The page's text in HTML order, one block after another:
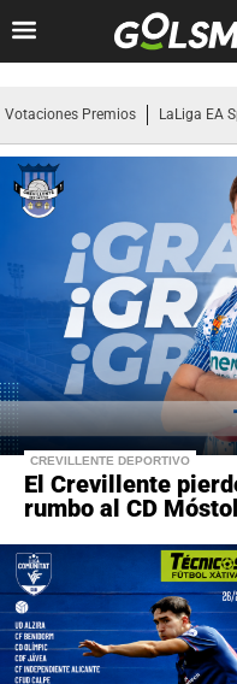
Votaciones Premios LaLiga EA
CREVILLENTE DEPORTIVO
El Crevillente
rumbo al CD